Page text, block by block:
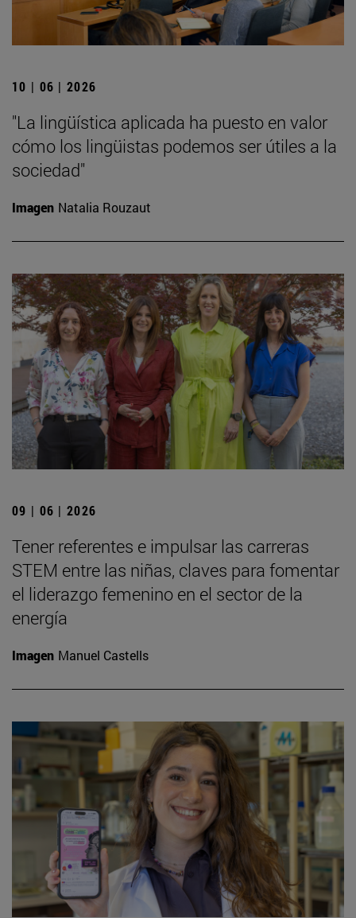
10 | 06 | 2026
"La lingüística aplicada ha puesto en valor
cómo los lingüistas podemos ser útiles a la
sociedad"
Imagen Natalia Rouzaut
09 | 06 | 2026
Tener referentes e impulsar las carreras
STEM entre las niñas, claves para fomentar
el liderazgo femenino en el sector de la
energía
Imagen Manuel Castells